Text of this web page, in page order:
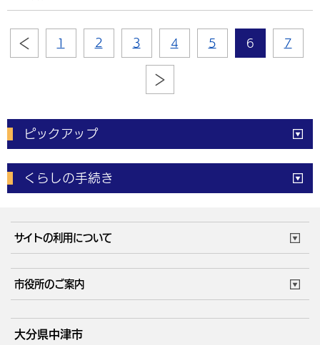
1 2 3 4 5 6 7
ピックアップ
電子申請 窓口の混雑状況
体育施設予約状況 ご意見・ご要望
くらしの手続き
成人・仕事
住まい・引越 ごみ・環境
健康・医療 障がい・福祉
高齢・介護
サイトの利用について
サイトマップ
市役所のご案内
庁舎地図 組織案内
大分県中津市